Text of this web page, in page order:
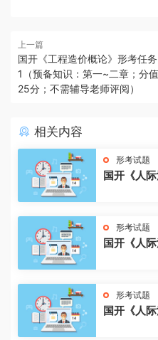
上一篇
国开《工程造价概论》形考任务
1（预备知识：第一~二章；分值
25分；不需辅导老师评阅）
相关内容
形考试题
国开《人
形考试题
国开《人
形考试题
国开《人